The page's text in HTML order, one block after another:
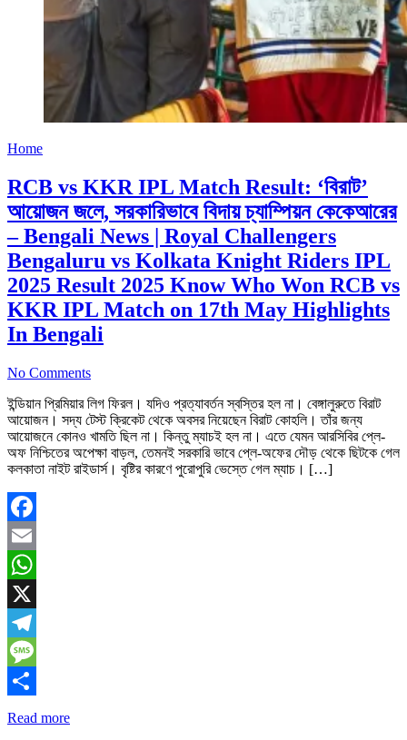
Home
RCB vs KKR IPL Match Result: ‘বিরাট’
আয়োজন জলে, সরকারিভাবে বিদায় চ্যাম্পিয়ন কেকেআরের
– Bengali News | Royal Challengers
Bengaluru vs Kolkata Knight Riders IPL
2025 Result 2025 Know Who Won RCB vs
KKR IPL Match on 17th May Highlights
In Bengali
No Comments
ইন্ডিয়ান প্রিমিয়ার লিগ ফিরল। যদিও প্রত্যাবর্তন স্বস্তির হল না। বেঙ্গালুরুতে বিরাট
আয়োজন। সদ্য টেস্ট ক্রিকেট থেকে অবসর নিয়েছেন বিরাট কোহলি। তাঁর জন্য
আয়োজনে কোনও খামতি ছিল না। কিন্তু ম্যাচই হল না। এতে যেমন আরসিবির প্লে-
অফ নিশ্চিতের অপেক্ষা বাড়ল, তেমনই সরকারি ভাবে প্লে-অফের দৌড় থেকে ছিটকে গেল
কলকাতা নাইট রাইডার্স। বৃষ্টির কারণে পুরোপুরি ভেস্তে গেল ম্যাচ। […]
Facebook
Email
WhatsApp
X
Telegram
Message
Share
Read more